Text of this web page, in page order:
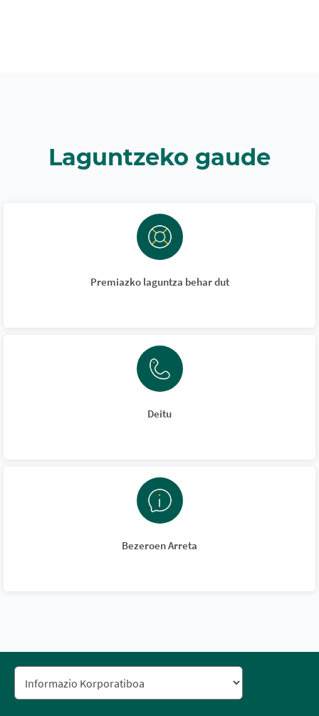
Laguntzeko gaude
Premiazko laguntza behar dut
Deitu
Bezeroen Arreta